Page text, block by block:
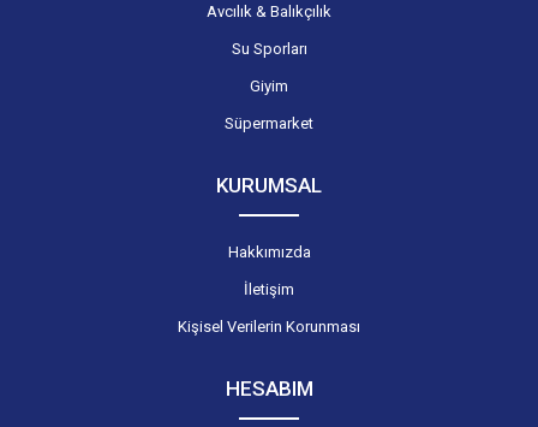
Avcılık & Balıkçılık
Su Sporları
Giyim
Süpermarket
KURUMSAL
Hakkımızda
İletişim
Kişisel Verilerin Korunması
HESABIM